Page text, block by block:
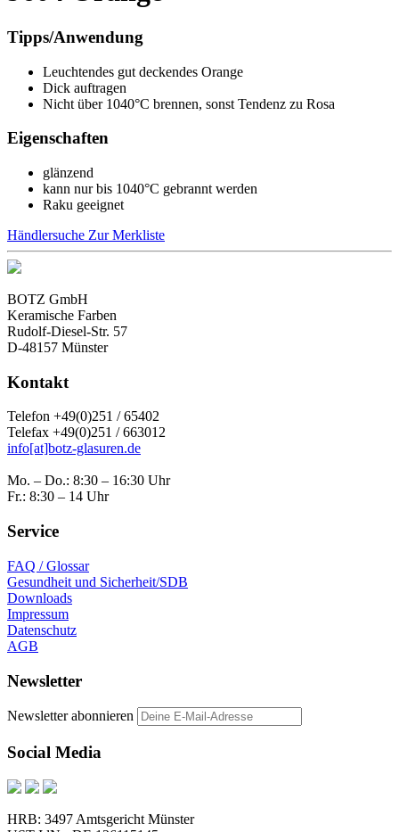
Tipps/Anwendung
Leuchtendes gut deckendes Orange
Dick auftragen
Nicht über 1040°C brennen, sonst Tendenz zu Rosa
Eigenschaften
glänzend
kann nur bis 1040°C gebrannt werden
Raku geeignet
Händlersuche Zur Merkliste
BOTZ GmbH
Keramische Farben
Rudolf-Diesel-Str. 57
D-48157 Münster
Kontakt
Telefon +49(0)251 / 65402
Telefax +49(0)251 / 663012
info[at]botz-glasuren.de
Mo. – Do.: 8:30 – 16:30 Uhr
Fr.: 8:30 – 14 Uhr
Service
FAQ / Glossar
Gesundheit und Sicherheit/SDB
Downloads
Impressum
Datenschutz
AGB
Newsletter
Newsletter abonnieren
Social Media
HRB: 3497 Amtsgericht Münster